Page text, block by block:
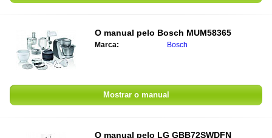
O manual pelo Bosch MUM58365
Marca: Bosch
Mostrar o manual
O manual pelo LG GBB72SWDFN